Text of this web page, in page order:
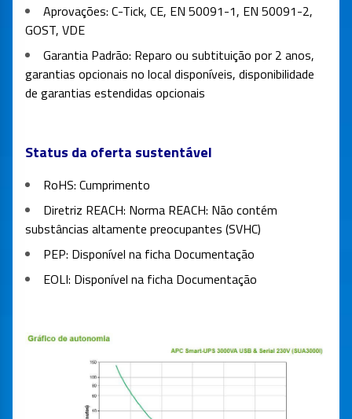
Aprovações: C-Tick, CE, EN 50091-1, EN 50091-2,
GOST, VDE
Garantia Padrão: Reparo ou subtituição por 2 anos,
garantias opcionais no local disponíveis, disponibilidade
de garantias estendidas opcionais
Status da oferta sustentável
RoHS: Cumprimento
Diretriz REACH: Norma REACH: Não contém
substâncias altamente preocupantes (SVHC)
PEP: Disponível na ficha Documentação
EOLI: Disponível na ficha Documentação